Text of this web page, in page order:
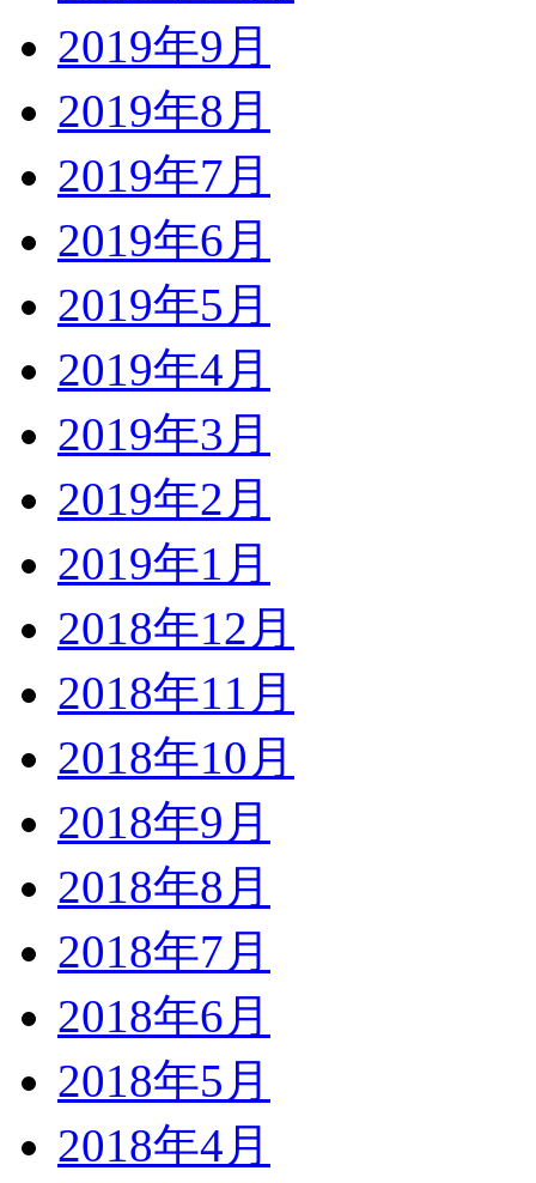
2019年9月
2019年8月
2019年7月
2019年6月
2019年5月
2019年4月
2019年3月
2019年2月
2019年1月
2018年12月
2018年11月
2018年10月
2018年9月
2018年8月
2018年7月
2018年6月
2018年5月
2018年4月